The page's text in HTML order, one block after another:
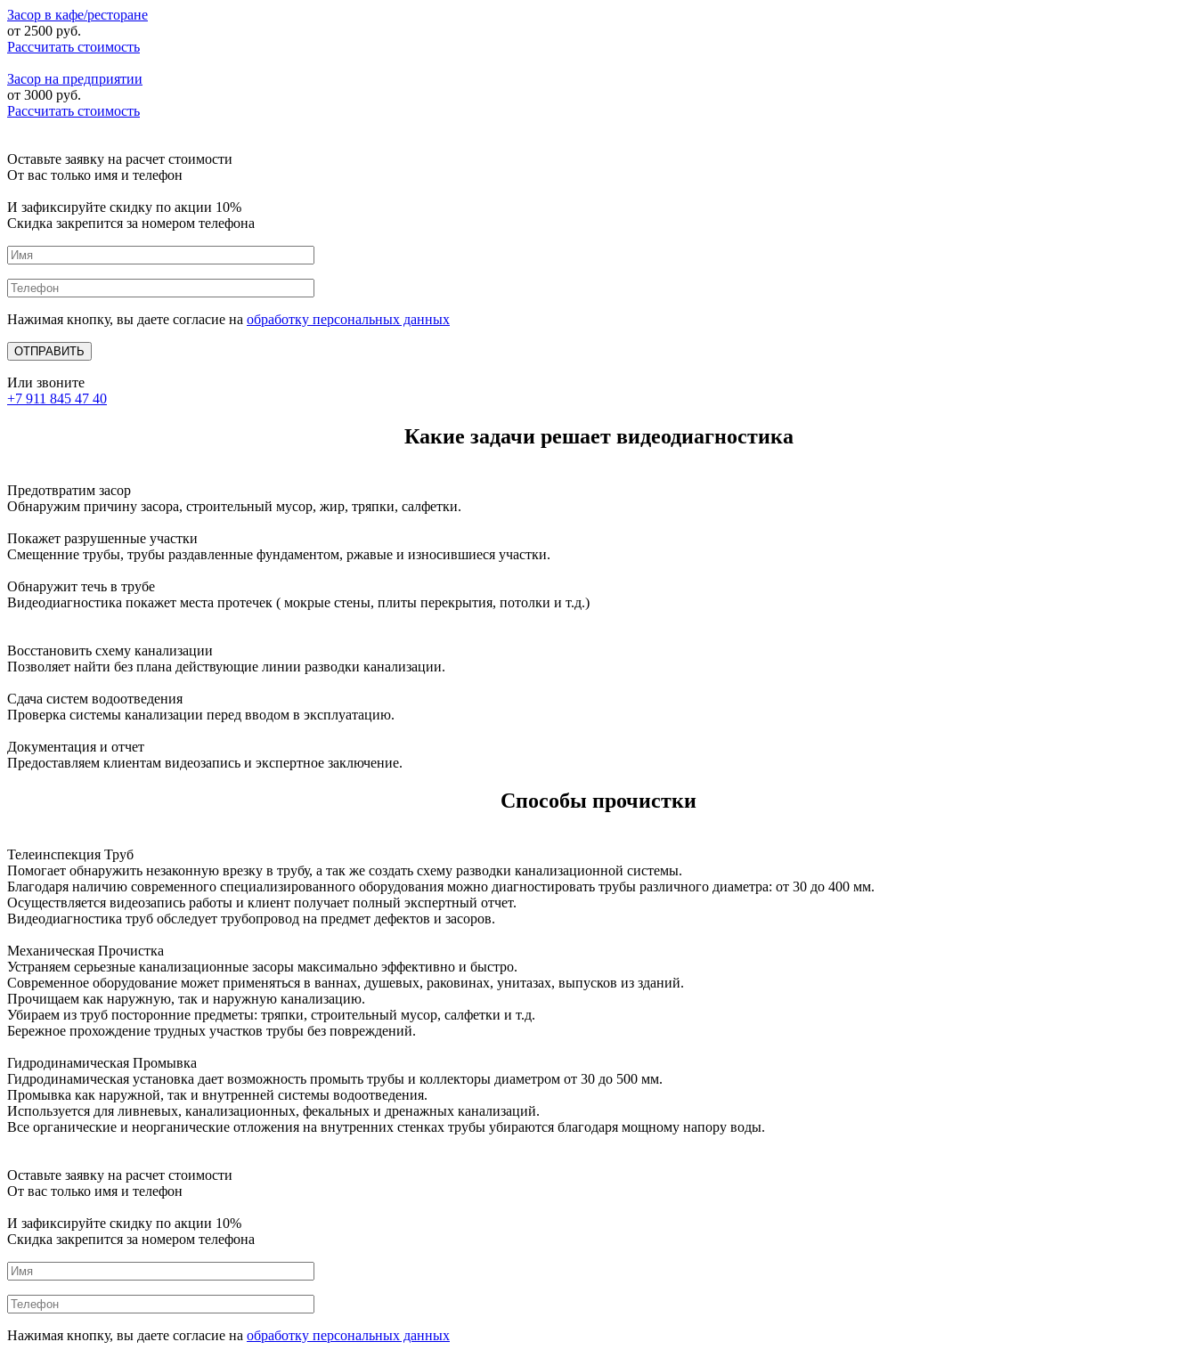
Засор в кафе/ресторане
от 2500 руб.
Рассчитать стоимость
Засор на предприятии
от 3000 руб.
Рассчитать стоимость
Оставьте заявку на расчет стоимости
От вас только имя и телефон
И зафиксируйте скидку по акции 10%
Скидка закрепится за номером телефона
Нажимая кнопку, вы даете согласие на обработку персональных данных
Или звоните
+7 911 845 47 40
Какие задачи решает видеодиагностика
Предотвратим засор
Обнаружим причину засора, cтроительный мусор, жир, тряпки, салфетки.
Покажет разрушенные участки
Смещенние трубы, трубы раздавленные фундаментом, ржавые и износившиеся участки.
Обнаружит течь в трубе
Видеодиагностика покажет места протечек ( мокрые стены, плиты перекрытия, потолки и т.д.)
Восстановить схему канализации
Позволяет найти без плана действующие линии разводки канализации.
Сдача систем водоотведения
Проверка системы канализации перед вводом в эксплуатацию.
Документация и отчет
Предоставляем клиентам видеозапись и экспертное заключение.
Способы прочистки
Телеинспекция Труб
Помогает обнаружить незаконную врезку в трубу, а так же создать схему разводки канализационной системы.
Благодаря наличию современного специализированного оборудования можно диагностировать трубы различного диаметра: от 30 до 400 мм.
Осуществляется видеозапись работы и клиент получает полный экспертный отчет.
Видеодиагностика труб обследует трубопровод на предмет дефектов и засоров.
Механическая Прочистка
Устраняем серьезные канализационные засоры максимально эффективно и быстро.
Современное оборудование может применяться в ваннах, душевых, раковинах, унитазах, выпусков из зданий.
Прочищаем как наружную, так и наружную канализацию.
Убираем из труб посторонние предметы: тряпки, строительный мусор, салфетки и т.д.
Бережное прохождение трудных участков трубы без повреждений.
Гидродинамическая Промывка
Гидродинамическая установка дает возможность промыть трубы и коллекторы диаметром от 30 до 500 мм.
Промывка как наружной, так и внутренней системы водоотведения.
Используется для ливневых, канализационных, фекальных и дренажных канализаций.
Все органические и неорганические отложения на внутренних стенках трубы убираются благодаря мощному напору воды.
Оставьте заявку на расчет стоимости
От вас только имя и телефон
И зафиксируйте скидку по акции 10%
Скидка закрепится за номером телефона
Нажимая кнопку, вы даете согласие на обработку персональных данных